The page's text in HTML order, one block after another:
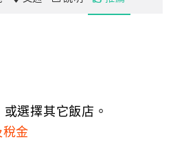
選擇其它飯店。
金